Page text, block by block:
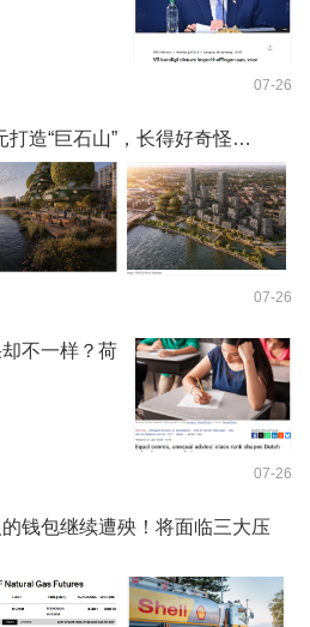
07-26
打造“巨石山”，长得好奇怪…
07-26
不一样？荷
07-26
钱包继续遭殃！将面临三大压